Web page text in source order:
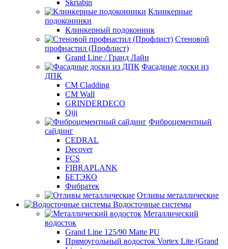
Skriabin
Клинкерные
подоконники
Клинкерный подоконник
Стеновой
профнастил (Профлист)
Grand Line / Гранд Лайн
Фасадные доски из
ДПК
CM Cladding
CM Wall
GRINDERDECO
Qiji
Фиброцементный
сайдинг
CEDRAL
Decover
FCS
FIBRAPLANK
БЕТЭКО
Фибратек
Отливы металлические
Водосточные системы
Металлический
водосток
Grand Line 125/90 Matte PU
Прямоугольный водосток Vortex Lite (Grand